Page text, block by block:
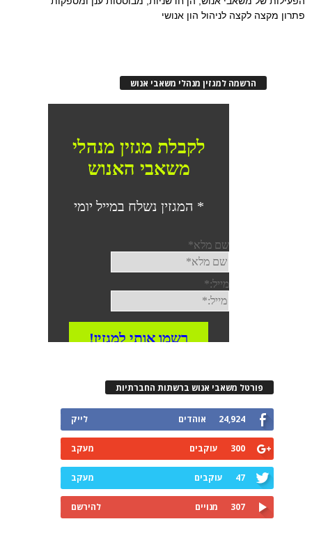
פתרון מקצה לקצה לניהול הון אנושי
הרשמה למגזין מנהלי משאבי אנוש
פורטל משאבי אנוש ברשתות החברתיות
24,924 אוהדים לייק
300 עוקבים מעקב
47 עוקבים מעקב
307 מנויים להירשם